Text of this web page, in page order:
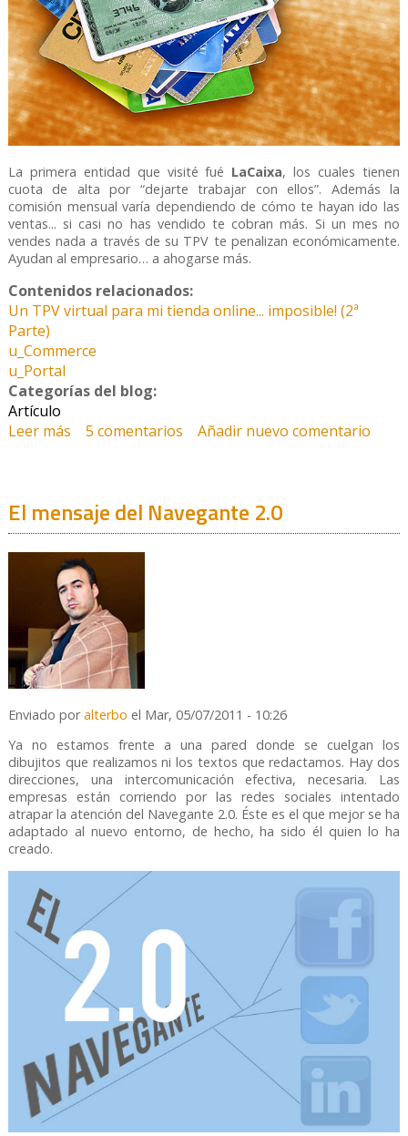
La primera entidad que visité fué LaCaixa, los cuales tienen
cuota de alta por “dejarte trabajar con ellos”. Además la
comisión mensual varía dependiendo de cómo te hayan ido las
ventas... si casi no has vendido te cobran más. Si un mes no
vendes nada a través de su TPV te penalizan económicamente.
Ayudan al empresario… a ahogarse más.
Contenidos relacionados:
Un TPV virtual para mi tienda online... imposible! (2ª
Parte)
u_Commerce
u_Portal
Categorías del blog:
Artículo
Leer más sobre Un TPV virtual para mi tienda online...
5 comentarios Añadir nuevo comentario
El mensaje del Navegante 2.0
Enviado poralterbo el Mar, 05/07/2011 - 10:26
Ya no estamos frente a una pared donde se cuelgan los
dibujitos que realizamos ni los textos que redactamos. Hay dos
direcciones, una intercomunicación efectiva, necesaria. Las
empresas están corriendo por las redes sociales intentado
atrapar la atención del Navegante 2.0. Éste es el que mejor se ha
adaptado al nuevo entorno, de hecho, ha sido él quien lo ha
creado.